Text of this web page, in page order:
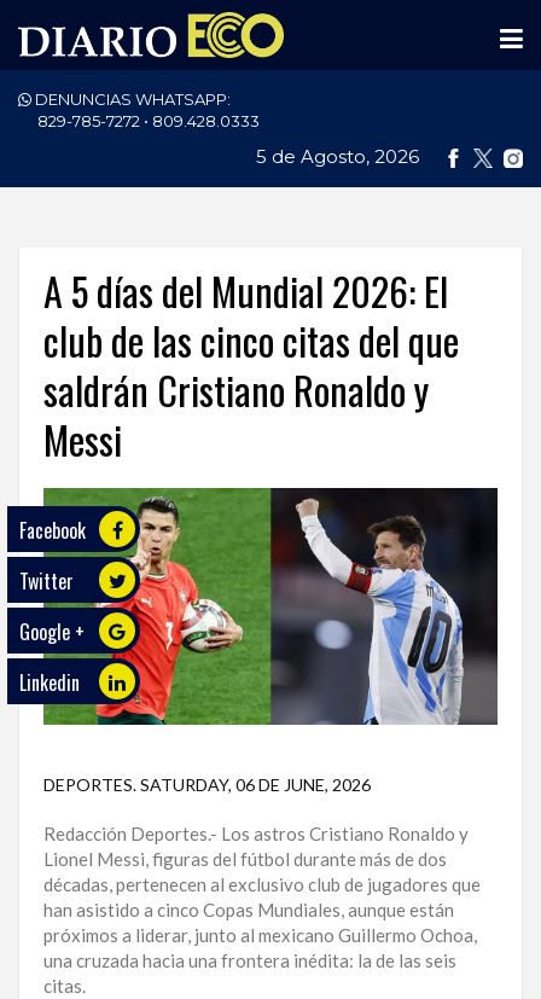
DENUNCIAS WHATSAPP:
829-785-7272 • 809.428.0333
5 de Agosto, 2026
PORTADA
ECONOMÍA
DEPORTES
ENTRETENIMIENTO
SALUD
TECNOLOGÍA
ECO
PLAY
TRABAJOS
DE
INVESTIGACIÓN
DISTRITO
NACIONAL
SANTO
DOMINGO
SANTIAGO
A 5 días del Mundial 2026: El
club de las cinco citas del que
saldrán Cristiano Ronaldo y
Messi
Facebook
Twitter
Google +
Linkedin
DEPORTES.SATURDAY, 06 DE JUNE, 2026
Redacción Deportes.- Los astros Cristiano Ronaldo y
Lionel Messi, figuras del fútbol durante más de dos
décadas, pertenecen al exclusivo club de jugadores que
han asistido a cinco Copas Mundiales, aunque están
próximos a liderar, junto al mexicano Guillermo Ochoa,
una cruzada hacia una frontera inédita: la de las seis
citas.